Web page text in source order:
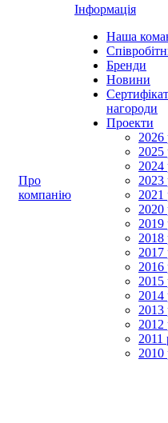
Про
компанію
Інформація
Наша
Бренди
Новини
нагороди
Проекти
2026
2025
2024
2023
2021
2020
2019
2018
2017
2016
2015
2014
2013
2012
2011
2010